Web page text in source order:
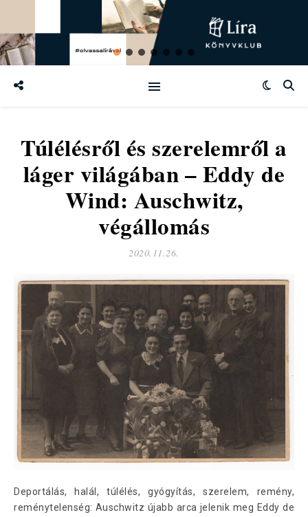
Túlélésről és szerelemről a
láger világában – Eddy de
Wind: Auschwitz,
végállomás
2020.11.26.
Deportálás, halál, túlélés, gyógyítás, szerelem, remény,
reménytelenség: Auschwitz újabb arca jelenik meg Eddy de